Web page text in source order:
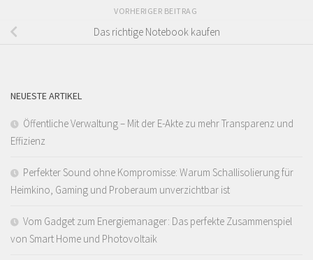
VORHERIGER BEITRAG
Das richtige Notebook kaufen
NEUESTE ARTIKEL
Öffentliche Verwaltung – Mit der E-Akte zu mehr Transparenz und
Effizienz
Perfekter Sound ohne Kompromisse: Warum Schallisolierung für
Heimkino, Gaming und Proberaum unverzichtbar ist
Vom Gadget zum Energiemanager: Das perfekte Zusammenspiel
von Smart Home und Photovoltaik